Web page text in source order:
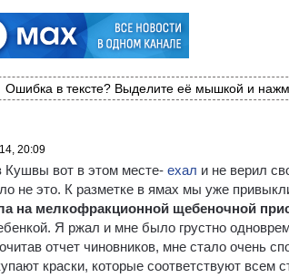
Ошибка в тексте? Выделите её мышкой и
20:09
Кушвы вот в этом месте- ехал и не верил
не это. К разметке в ямах мы уже
на мелкофракционной щебеночной
Я ржал и мне было грустно
отчет чиновников, мне стало очень
краски, которые соответствуют всем